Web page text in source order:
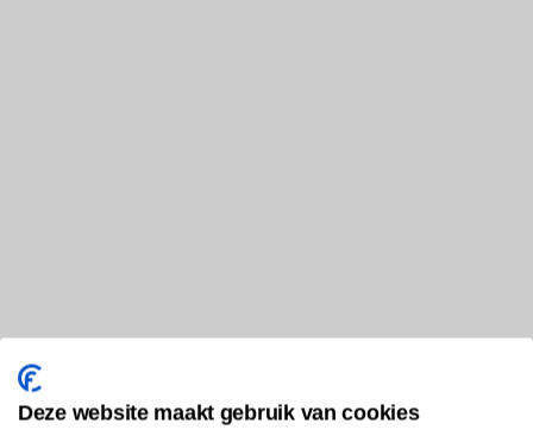
Deze website maakt gebruik van cookies